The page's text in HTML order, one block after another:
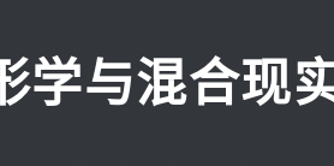
学与混合现